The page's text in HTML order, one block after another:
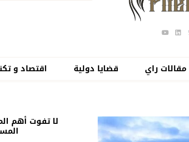
مقالات راي قضايا دولية اقتصاد و
لا تفوت أهم